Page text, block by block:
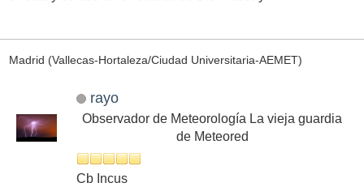
Madrid (Vallecas-Hortaleza/Ciudad Universitaria-AEMET)
rayo
Observador de Meteorología La vieja guardia
de Meteored
Cb Incus